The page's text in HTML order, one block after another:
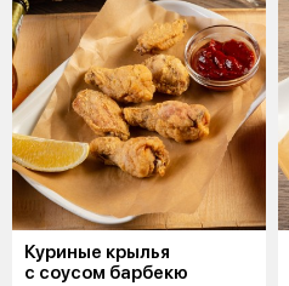
Куриные крылья
с соусом барбекю